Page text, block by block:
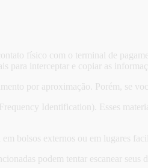
físico com o terminal de
para interceptar e copiar as
por aproximação. Porém, se
Identification). Esses
bolsos externos ou em lugares
podem tentar escanear